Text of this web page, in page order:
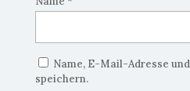
Name, E-Mail-Adresse
speichern.